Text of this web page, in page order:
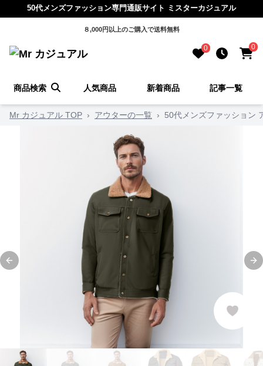
50代メンズファッション専門通販サイト ミスターカジュアル
８,000円以上のご購入で送料無料
0 0
商品検索 人気商品 新着商品 記事一覧
Mr カジュアル TOP › アウターの一覧 › 50代メンズファッション
Previous slide